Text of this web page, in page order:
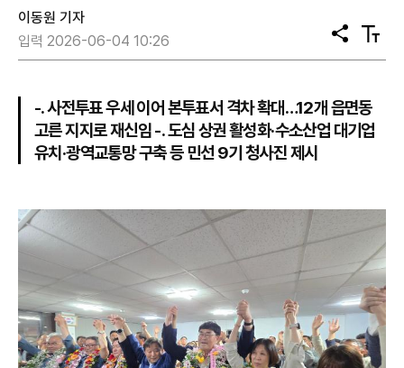
이동원 기자
입력 2026-06-04 10:26
공
유
텍
스
기
-. 사전투표 우세 이어 본투표서 격차 확대…12개 읍면동
고른 지지로 재신임 -. 도심 상권 활성화·수소산업 대기업
유치·광역교통망 구축 등 민선 9기 청사진 제시